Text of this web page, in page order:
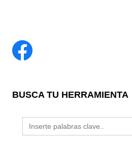
BUSCA TU HERRAMIENTA
Buscar: